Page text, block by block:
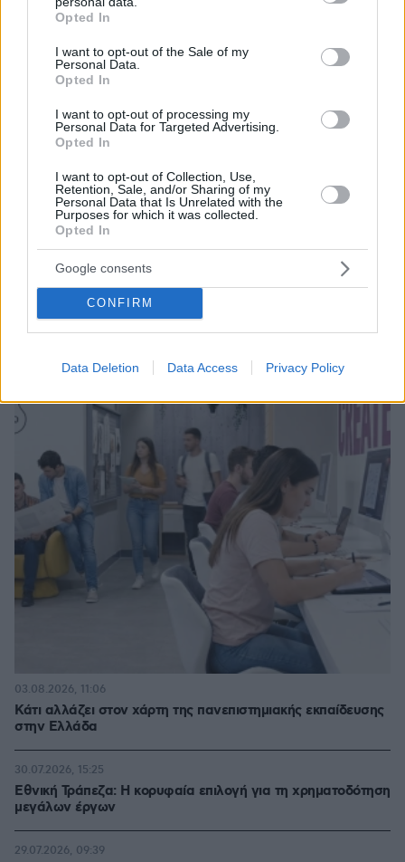
grant or deny consent to Google and its third-party tags to
use your data for below specified purposes in below Google
consent section.
Opted In
I want to opt-out of the Sale of my
Personal Data.
Opted In
I want to opt-out of processing my
Personal Data for Targeted Advertising.
Opted In
I want to opt-out of Collection, Use,
Retention, Sale, and/or Sharing of my
Personal Data that Is Unrelated with the
Purposes for which it was collected.
Opted In
Google consents
CONFIRM
Data Deletion Data Access Privacy Policy
Ζέτα Μακρυπούλια: «Σκέφτηκα πρώτη φορά αν θα έπρεπε
να γίνει μια παύση» – Η ανάρτηση για το μέλλον του «Ρουκ
Thema Insights
Κάτι αλλάζει στον χάρτη της πανεπιστημιακής εκπαίδευσης
στην Ελλάδα
03.08.2026, 11:06
Εθνική Τράπεζα: Η κορυφαία επιλογή για τη χρηματοδότηση
μεγάλων έργων
30.07.2026, 15:25
29.07.2026, 09:39